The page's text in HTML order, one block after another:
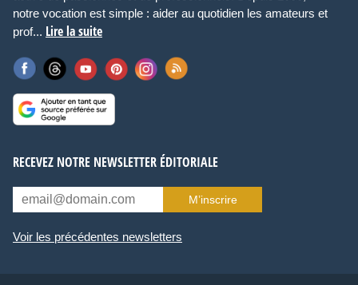
notre vocation est simple : aider au quotidien les amateurs et
prof... Lire la suite
RECEVEZ NOTRE NEWSLETTER ÉDITORIALE
M’inscrire
Voir les précédentes newsletters